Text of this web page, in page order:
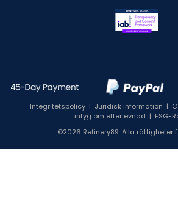
Integritetspolicy | Juridisk information |
intyg om efterlevnad | ESG-
©2026 Refinery89. Alla rättigheter